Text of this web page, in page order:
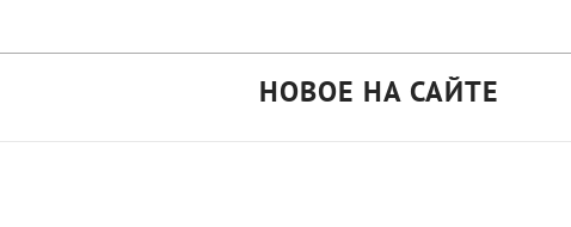
НОВОЕ НА САЙТЕ